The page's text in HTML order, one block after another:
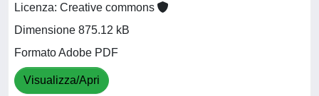
Licenza: Creative commons
Dimensione 875.12 kB
Formato Adobe PDF
Visualizza/Apri